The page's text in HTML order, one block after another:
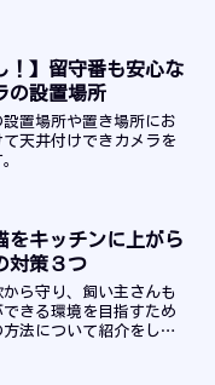
した。...
！】留守番も安心な
の設置場所
置場所や置き場所にお
天井付けできカメラを
をキッチンに上がら
対策３つ
ら守り、飼い主さんも
きる環境を目指すため
法について紹介をして